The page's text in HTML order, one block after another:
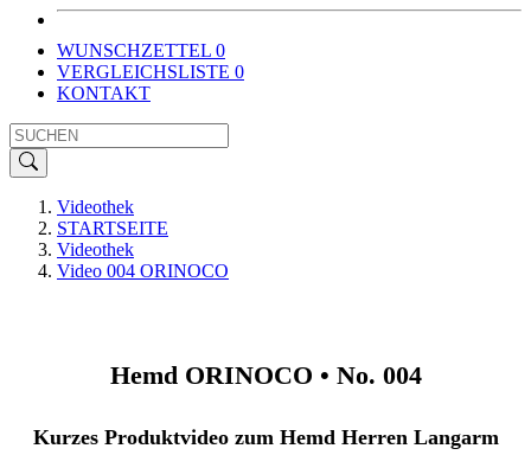
WUNSCHZETTEL 0
VERGLEICHSLISTE 0
KONTAKT
Videothek
STARTSEITE
Videothek
Video 004 ORINOCO
Hemd ORINOCO • No. 004
Kurzes Produktvideo zum Hemd Herren Langarm